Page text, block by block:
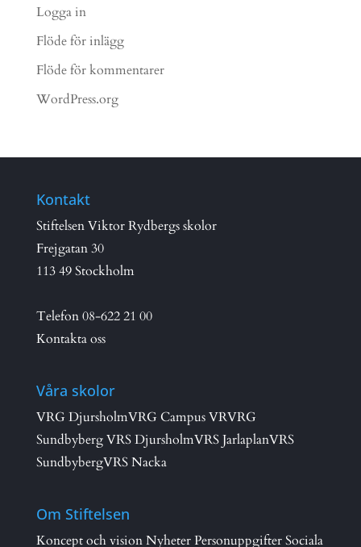
Logga in
Flöde för inlägg
Flöde för kommentarer
WordPress.org
Kontakt
Stiftelsen Viktor Rydbergs skolor
Frejgatan 30
113 49 Stockholm
Telefon08-622 21 00
Kontakta oss
Våra skolor
VRG DjursholmVRG Campus VRVRG
SundbybergVRS DjursholmVRS JarlaplanVRS
SundbybergVRS Nacka
Om Stiftelsen
Koncept och visionNyheterPersonuppgifterSociala